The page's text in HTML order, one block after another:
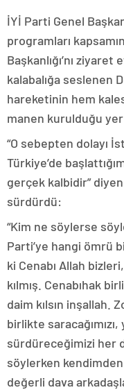
İYİ Parti Genel
programları
Başkanlığı’nı
kalabalığa seslenen
hareketinin hem
manen kurulduğu
“O sebepten dolayı
Türkiye’de
gerçek kalbidir”
sürdürdü:
“Kim ne söylerse
Parti’ye hangi ömrü
ki Cenabı Allah
kılmış. Cenabıhak
daim kılsın inşallah.
birlikte
sürdüreceğimizi her
söylerken
değerli dava